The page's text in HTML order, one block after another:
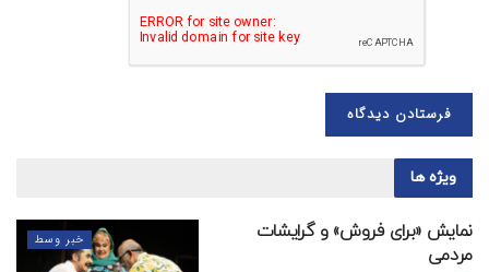
ویژه ها
خبر وسط
نمایش «برای فروش» و گرایشات
مردمی